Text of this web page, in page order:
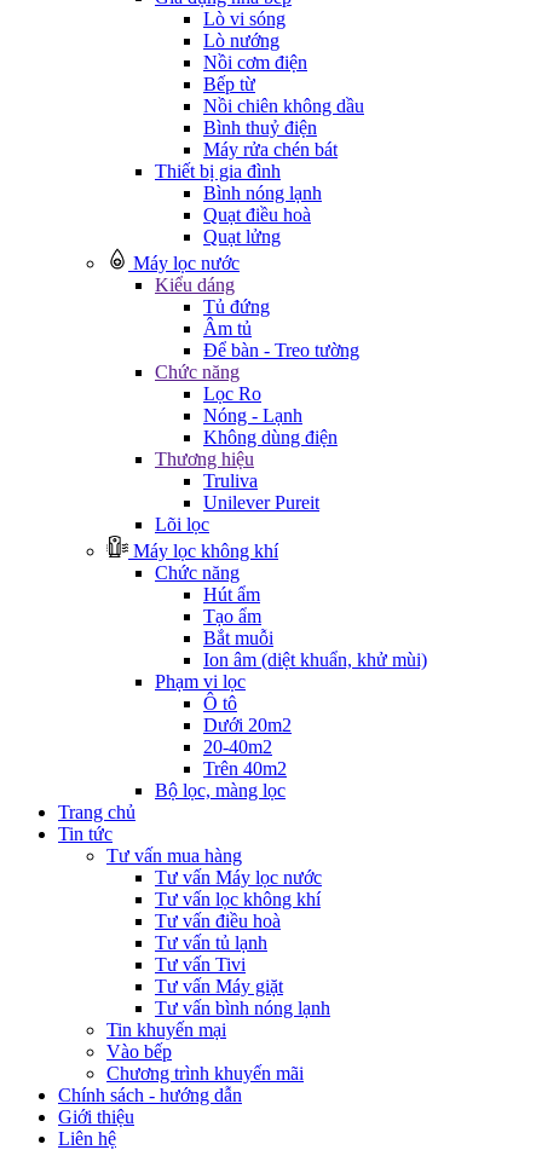
Lò vi sóng
Lò nướng
Nồi cơm điện
Bếp từ
Nồi chiên không dầu
Bình thuỷ điện
Máy rửa chén bát
Thiết bị gia đình
Bình nóng lạnh
Quạt điều hoà
Quạt lửng
Máy lọc nước
Kiểu dáng
Tủ đứng
Âm tủ
Để bàn - Treo tường
Chức năng
Lọc Ro
Nóng - Lạnh
Không dùng điện
Thương hiệu
Truliva
Unilever Pureit
Lõi lọc
Máy lọc không khí
Chức năng
Hút ẩm
Tạo ẩm
Bắt muỗi
Ion âm (diệt khuẩn, khử mùi)
Phạm vi lọc
Ô tô
Dưới 20m2
20-40m2
Trên 40m2
Bộ lọc, màng lọc
Trang chủ
Tin tức
Tư vấn mua hàng
Tư vấn Máy lọc nước
Tư vấn lọc không khí
Tư vấn điều hoà
Tư vấn tủ lạnh
Tư vấn Tivi
Tư vấn Máy giặt
Tư vấn bình nóng lạnh
Tin khuyến mại
Vào bếp
Chương trình khuyến mãi
Chính sách - hướng dẫn
Giới thiệu
Liên hệ